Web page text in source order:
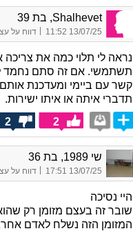
Shalhevet, בת 39
13/07/25 11:52
| דווח על
נראה לי תלוי כמה את
תשתמשי. אם זה סתם נחמד
קשר עם ביימי ומעדכנת
תדברי איתה או איתו ישירות.
2
2
שי 1989, בת 36
13/07/25 17:51 דווח על
היי נסיכה
שובר זה בעצם מזומן רק
המזומן הזה נשלח לאדם